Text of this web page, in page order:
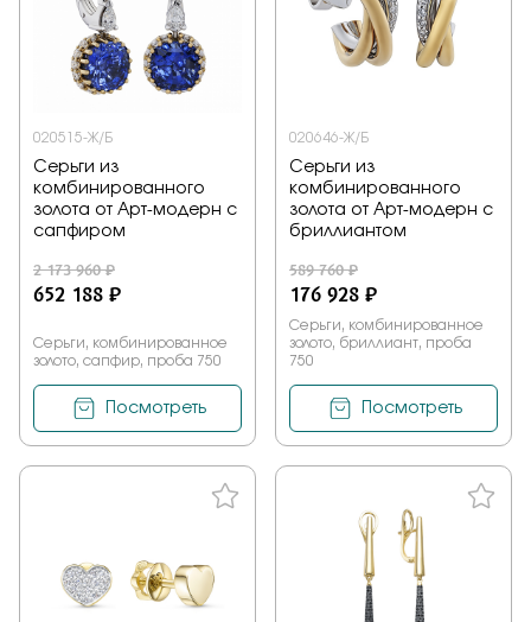
020515-Ж/Б
Серьги из
комбинированного
золота от Арт-модерн с
сапфиром
2 173 960 ₽
652 188 ₽
Серьги, комбинированное
золото, сапфир, проба 750
Посмотреть
020646-Ж/Б
Серьги из
комбинированного
золота от Арт-модерн с
бриллиантом
589 760 ₽
176 928 ₽
Серьги, комбинированное
золото, бриллиант, проба
750
Посмотреть